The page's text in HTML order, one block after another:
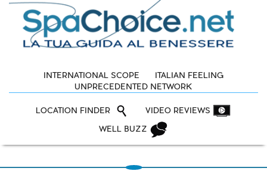
INTERNATIONAL SCOPE
ITALIAN FEELING
UNPRECEDENTED NETWORK
LOCATION FINDER VIDEO REVIEWS
WELL BUZZ